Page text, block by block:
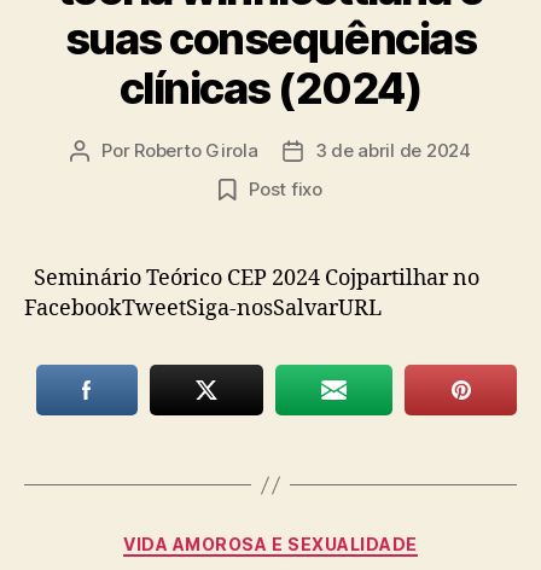
suas consequências
clínicas (2024)
Autor
Por Roberto Girola
Data
de
3 de abril de 2024
Post fixo
Seminário Teórico CEP 2024 Cojpartilhar no
FacebookTweetSiga-nosSalvarURL
Categorias
VIDA AMOROSA E SEXUALIDADE